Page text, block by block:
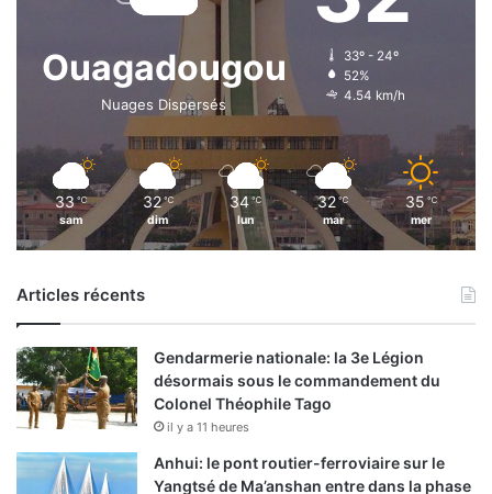
Ouagadougou
Nuages Dispersés
33º - 24º
52%
4.54 km/h
33 ℃
sam
32 ℃
dim
34 ℃
lun
32 ℃
mar
35 ℃
mer
Articles récents
Gendarmerie nationale: la 3e Légion
désormais sous le commandement du
Colonel Théophile Tago
il y a 11 heures
Anhui: le pont routier-ferroviaire sur le
Yangtsé de Ma’anshan entre dans la phase